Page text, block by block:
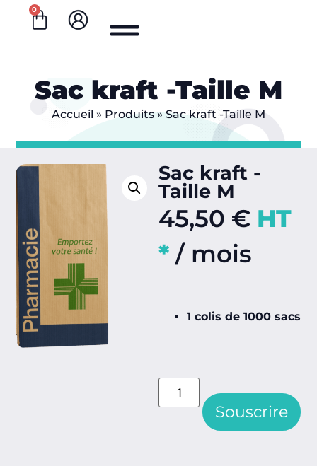
0
Sac kraft -Taille M
Accueil » Produits » Sac kraft -Taille M
Sac kraft -
Taille M
45,50 € HT
* / mois
1 colis de 1000 sacs
Souscrire